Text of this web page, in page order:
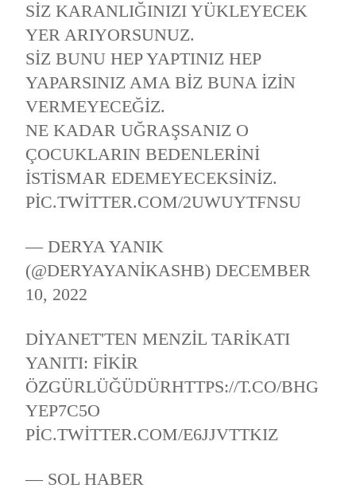
SIZ KARANLIĞINIZI YÜKLEYECEK
YER ARIYORSUNUZ.
SIZ BUNU HEP YAPTINIZ HEP
YAPARSINIZ AMA BIZ BUNA IZIN
VERMEYECEĞIZ.
NE KADAR UĞRAŞSANIZ O
ÇOCUKLARIN BEDENLERINI
ISTISMAR EDEMEYECEKSINIZ.
PIC.TWITTER.COM/2UWUYTFNSU
— DERYA YANIK
(@DERYAYANIKASHB)DECEMBER
10, 2022
DIYANET'TEN MENZIL TARIKATI
YANITI: FIKIR
ÖZGÜRLÜĞÜDÜRHTTPS://T.CO/BHG
YEP7C5O
PIC.TWITTER.COM/E6JJVTTKIZ
— SOL HABER